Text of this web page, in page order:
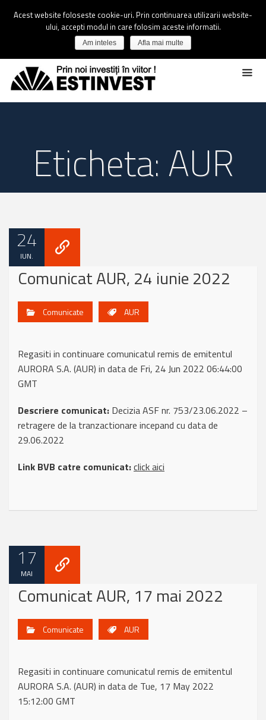
Eticheta: AUR
24
IUN.
Comunicat AUR, 24 iunie 2022
Comunicate AUR
Regasiti in continuare comunicatul remis de emitentul
AURORA S.A. (AUR) in data de Fri, 24 Jun 2022 06:44:00
GMT
Descriere comunicat: Decizia ASF nr. 753/23.06.2022 –
retragere de la tranzactionare incepand cu data de
29.06.2022
Link BVB catre comunicat:click aici
17
MAI
Comunicat AUR, 17 mai 2022
Comunicate AUR
Regasiti in continuare comunicatul remis de emitentul
AURORA S.A. (AUR) in data de Tue, 17 May 2022
15:12:00 GMT
Acest website foloseste cookie-uri. Prin continuarea utilizarii website-
ului, accepti modul in care folosim aceste informatii.
Am inteles Afla mai multe